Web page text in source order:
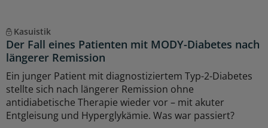
Kasuistik
Der Fall eines Patienten mit MODY-Diabetes nach
längerer Remission
Ein junger Patient mit diagnostiziertem Typ-2-Diabetes
stellte sich nach längerer Remission ohne
antidiabetische Therapie wieder vor – mit akuter
Entgleisung und Hyperglykämie. Was war passiert?